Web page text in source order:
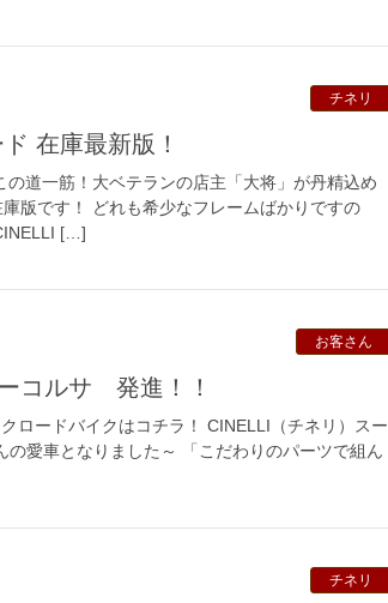
チネリ
在庫最新版！
道一筋！大ベテランの店主「大将」が丹精込め
版です！ どれも希少なフレームばかりですの
[…]
お客さん
ーコルサ 発進！！
ロードバイクはコチラ！ CINELLI（チネリ）スー
愛車となりました～ 「こだわりのパーツで組ん
チネリ